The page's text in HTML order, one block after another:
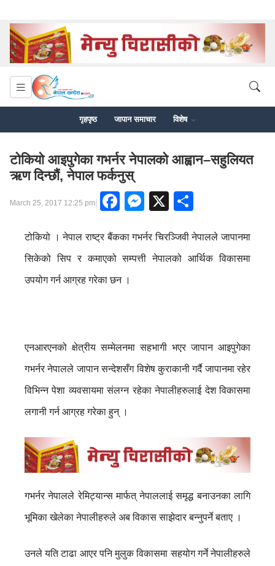
गृहपृष्ठ जापान समाचार विशेष
टोकियो आइपुगेका गभर्नर नेपालको आह्वान–सहुलियत
ऋण दिन्छौं, नेपाल फर्कनुस्
March 25, 2017 12:25 pm| Facebook
Messenger
X
टोकियो । नेपाल राष्ट्र बैंकका गभर्नर चिरञ्जिवी नेपालले जापानमा
सिकेको सिप र कमाएको सम्पत्ती नेपालको आर्थिक विकासमा
उपयोग गर्न आग्रह गरेका छन ।
एनआरएनको क्षेत्रीय सम्मेलनमा सहभागी भएर जापान आइपुगेका
गभर्नर नेपालले जापान सन्देशसँग विशेष कुराकानी गर्दै जापानमा रहेर
विभिन्न पेशा व्यवसायमा संलग्न रहेका नेपालीहरुलाई देश विकासमा
लगानी गर्न आग्रह गरेका हुन् ।
गभर्नर नेपालले रेमिट्यान्स मार्फत् नेपाललाई समृद्ध बनाउनका लागि
भूमिका खेलेका नेपालीहरुले अब विकास साझेदार बन्नुपर्ने बताए ।
उनले यति टाढा आएर पनि मुलुक विकासमा सहयोग गर्ने नेपालीहरुले